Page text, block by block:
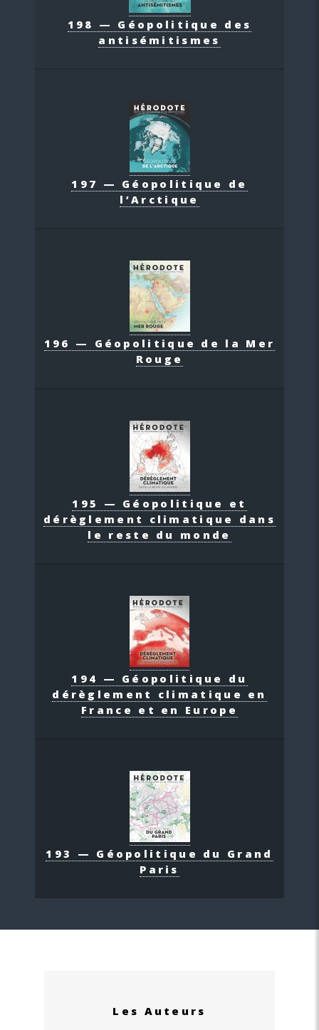
198 — Géopolitique des
antisémitismes
197 — Géopolitique de
l’Arctique
196 — Géopolitique de la Mer
Rouge
195 — Géopolitique et
dérèglement climatique dans
le reste du monde
194 — Géopolitique du
dérèglement climatique en
France et en Europe
193 — Géopolitique du Grand
Paris
Les Auteurs